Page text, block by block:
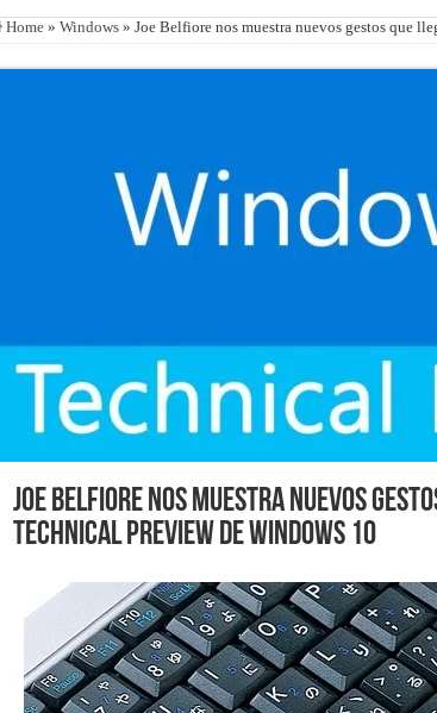
Home » Windows » Joe Belfiore nos muestra nuevos gestos que
Joe Belfiore nos muestra nuevos
Technical Preview de Windows 10